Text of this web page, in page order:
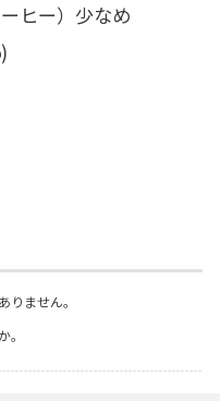
ヒー）少なめ
りません。